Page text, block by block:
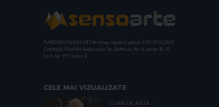
FUNDATIA FILDAS ART Nr inreg registrul special: 4 PJ/ 29.01.2013
Cod fiscal: 9164384 Sediu social: Str. Delfinului, Nr. 6, parter Bl. 42,
Sc. 4, Ap. 197, Sector 2
CELE MAI VIZUALIZATE
CLIPA DE ARTA